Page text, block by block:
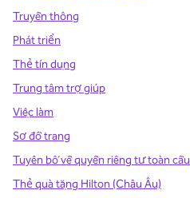
Truyền thông
Phát triển
Thẻ tín dụng
Trung tâm trợ giúp
Việc làm
Sơ đồ trang
Tuyên bố về quyền riêng tư toàn cầu
Thẻ quà tặng Hilton (Châu Âu)